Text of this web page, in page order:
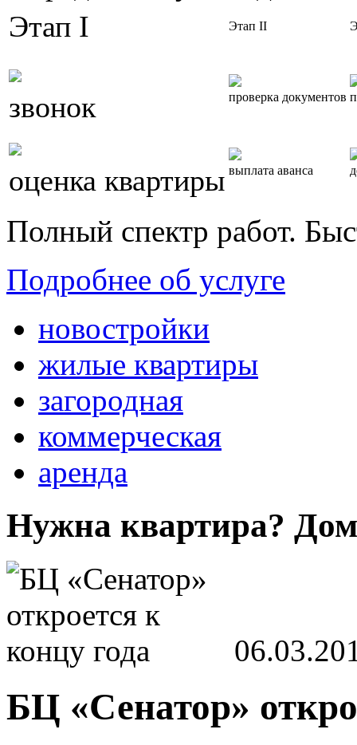
Этап I
Этап II
звонок проверка документов
оценка квартиры выплата аванса
Полный спектр работ.
Подробнее об услуге
новостройки
жилые квартиры
загородная
коммерческая
аренда
Нужна квартира?
БЦ «Сенатор»